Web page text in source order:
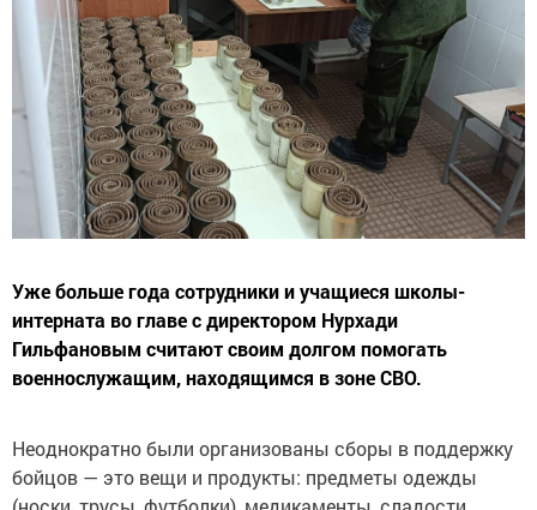
Уже больше года сотрудники и учащиеся школы-
интерната во главе с директором Нурхади
Гильфановым считают своим долгом помогать
военнослужащим, находящимся в зоне СВО.
Неоднократно были организованы сборы в поддержку
бойцов — это вещи и продукты: предметы одежды